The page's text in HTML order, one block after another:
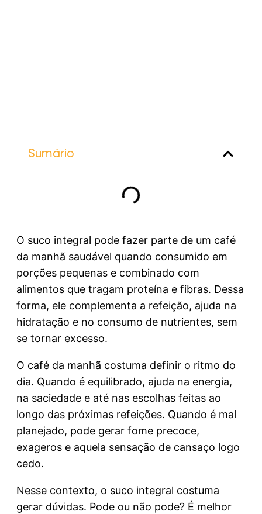
Sumário
O suco integral pode fazer parte de um café
da manhã saudável quando consumido em
porções pequenas e combinado com
alimentos que tragam proteína e fibras. Dessa
forma, ele complementa a refeição, ajuda na
hidratação e no consumo de nutrientes, sem
se tornar excesso.
O café da manhã costuma definir o ritmo do
dia. Quando é equilibrado, ajuda na energia,
na saciedade e até nas escolhas feitas ao
longo das próximas refeições. Quando é mal
planejado, pode gerar fome precoce,
exageros e aquela sensação de cansaço logo
cedo.
Nesse contexto, o suco integral costuma
gerar dúvidas. Pode ou não pode? É melhor